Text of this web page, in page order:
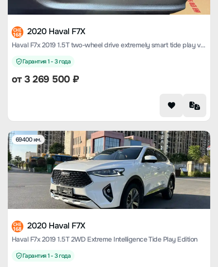
CHE
168 2020 Haval F7X
Haval F7x 2019 1.5T two-wheel drive extremely smart tide play version
Гарантия 1 - 3 года
от3 269 500₽
69400 км.
CHE
168 2020 Haval F7X
Haval F7x 2019 1.5T 2WD Extreme Intelligence Tide Play Edition
Гарантия 1 - 3 года